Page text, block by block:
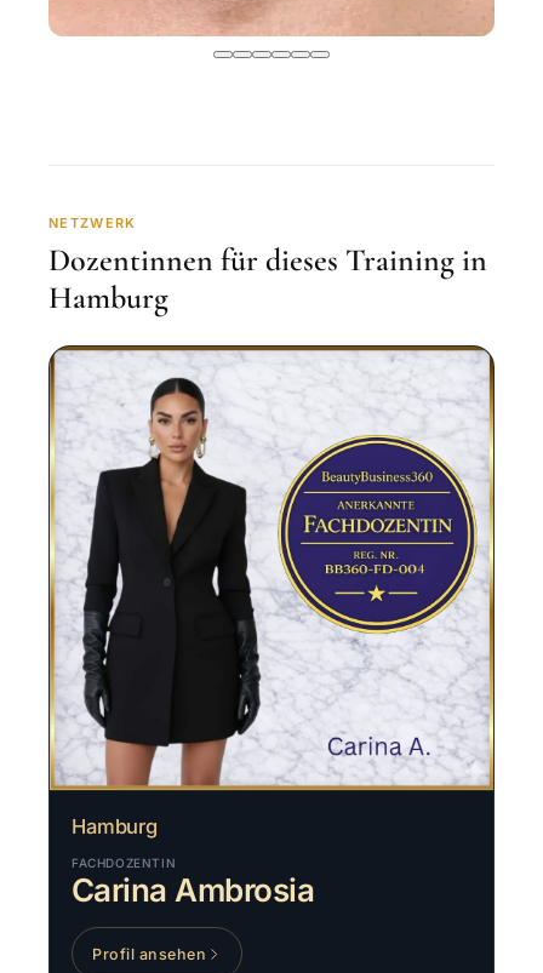
NETZWERK
Dozentinnen für dieses Training in
Hamburg
Hamburg
FACHDOZENTIN
Carina Ambrosia
Profil ansehen